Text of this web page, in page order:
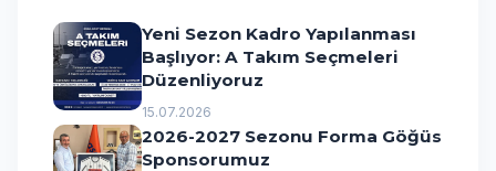
Yeni Sezon Kadro Yapılanması
Başlıyor: A Takım Seçmeleri
Düzenliyoruz
15.07.2026
2026-2027 Sezonu Forma Göğüs
Sponsorumuz